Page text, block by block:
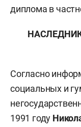
диплома в
Согласно
социальных и
1991 году